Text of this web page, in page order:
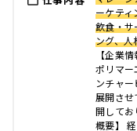
ーケティ
飲食・サ
ング、人
【企業
ポリマー
ンチャ
展開さ
開してお
概要】